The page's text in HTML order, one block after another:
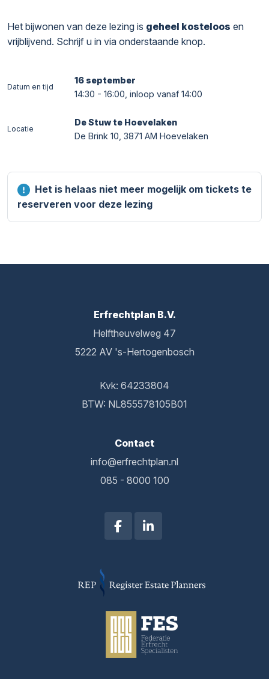
Het bijwonen van deze lezing is geheel kosteloos en
vrijblijvend. Schrijf u in via onderstaande knop.
Datum en tijd
16 september
14:30 - 16:00, inloop vanaf 14:00
Locatie
De Stuw te Hoevelaken
De Brink 10, 3871 AM Hoevelaken
Het is helaas niet meer mogelijk om tickets te
reserveren voor deze lezing
Erfrechtplan B.V.
Helftheuvelweg 47
5222 AV 's-Hertogenbosch
Kvk: 64233804
BTW: NL855578105B01
Contact
info@erfrechtplan.nl
085 - 8000 100